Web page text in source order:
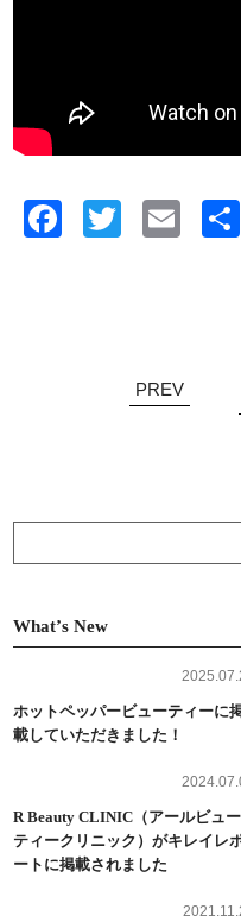
Facebook
Twitter
PREV
Whatʼs New
ホットペッパービューティーに
載していただきました！
R Beauty CLINIC（アールビュー
ティークリニック）がキレイレ
ートに掲載されました